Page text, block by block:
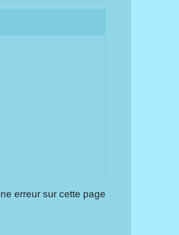
erreur sur cette page